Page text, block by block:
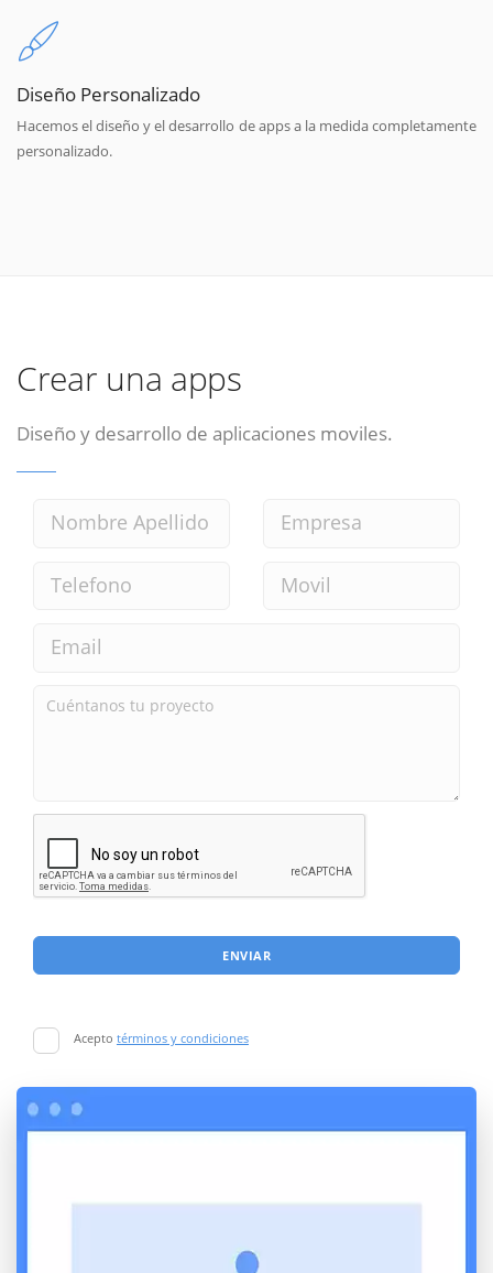
Diseño Personalizado
Hacemos el diseño y el desarrollo de apps a la medida completamente
personalizado.
Crear una apps
Diseño y desarrollo de aplicaciones moviles.
ENVIAR
Acepto términos y condiciones